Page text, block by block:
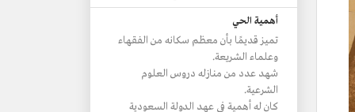
أهمية الحي
تميز قديمًا بأن معظم سكانه من الفقهاء
وعلماء الشريعة.
شهد عدد من منازله دروس العلوم
الشرعية.
كان له أهمية في عهد الدولة السعودية